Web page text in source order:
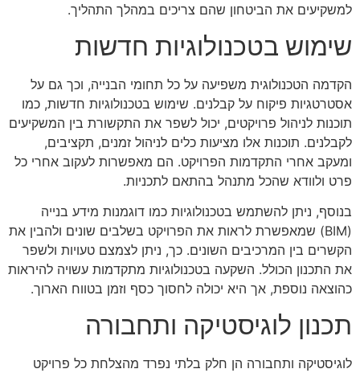
למשקיעים את הביטחון שהם צריכים במהלך התהליך.
שימוש בטכנולוגיות חדשות
הקדמה הטכנולוגית משפיעה על כל תחומי הבנייה, וכך גם על
אסטרטגיות פיקוח על קבלנים. שימוש בטכנולוגיות חדשות, כמו
תוכנות לניהול פרויקטים, יכול לשפר את התקשורת בין המשקיעים
לקבלנים. תוכנות אלו מציעות כלים לניהול זמנים, תקציבים,
ומעקב אחרי התקדמות הפרויקט. הם מאפשרות לעקוב אחרי כל
פרט ולוודא שהכל מתנהל בהתאם לתכניות.
בנוסף, ניתן להשתמש בטכנולוגיות כמו דוגמנות מידע בנייה
(BIM) שמאפשרת לראות את הפרויקט בשלבים שונים ולהבין את
הקשרים בין המרכיבים השונים. כך, ניתן לצמצם טעויות ולשפר
את התכנון הכולל. השקעה בטכנולוגיות מתקדמות עשויה להיראות
כהוצאה נוספת, אך היא יכולה לחסוך כסף וזמן בטווח הארוך.
תכנון לוגיסטיקה ותחבורה
לוגיסטיקה ותחבורה הן חלק בלתי נפרד מהצלחת כל פרויקט